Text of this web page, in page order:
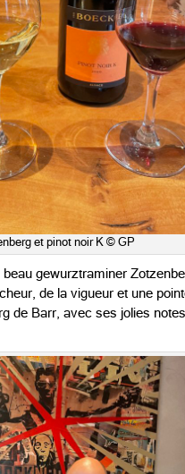
et pinot noir K © GP
beau gewurztraminer
de la vigueur et une
de Barr, avec ses jolies